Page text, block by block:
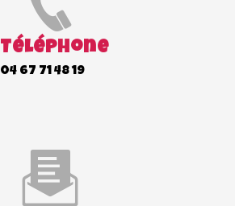
Téléphone
04 67 71 48 19